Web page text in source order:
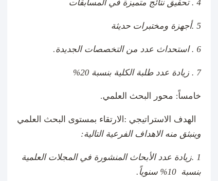
4 . تحقيق نتائج متميزة في المسابقات
5 .أجهزة ومختبرات حديثة
6 . استحداث عدد من التخصصات الجديدة.
7 . زيادة عدد طلبة الكلية بنسبة 20%
خامساً: محور البحث العلمي.
الهدف الاستراتيجي :الارتقاء بمستوى البحث العلمي
وينبثق منه الاهداف الفرعية التالية:
1 .زيادة عدد الأبحاث المنشورة في المجلات العلمية
بنسبة 10% سنوياً.